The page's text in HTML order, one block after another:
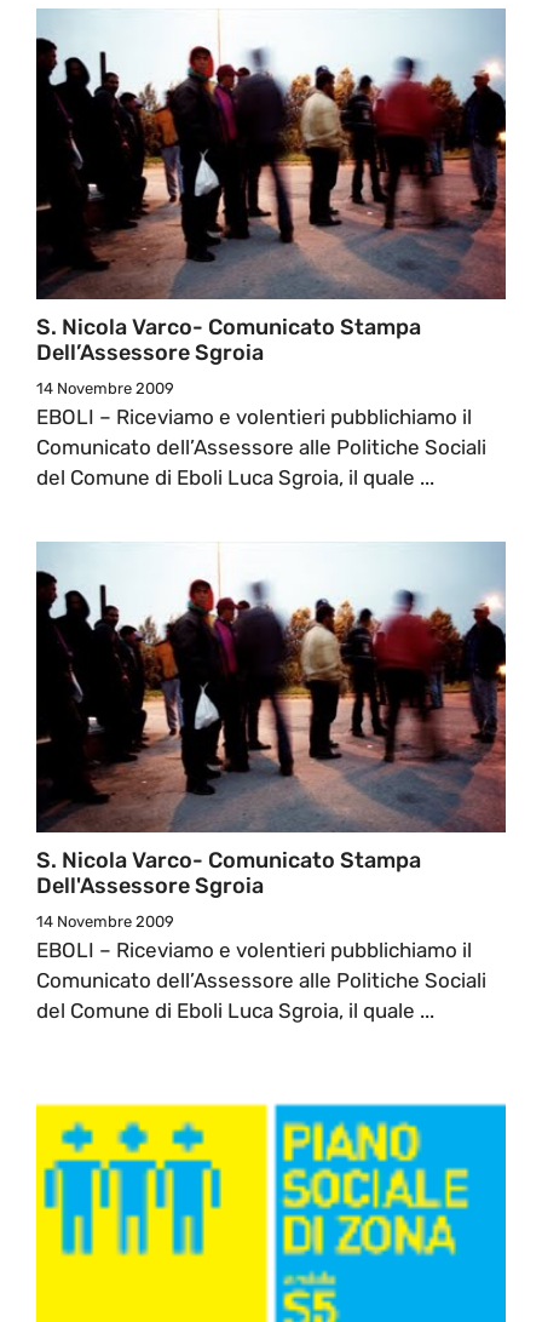
S. Nicola Varco- Comunicato Stampa
Dell’Assessore Sgroia
14 Novembre 2009
EBOLI – Riceviamo e volentieri pubblichiamo il
Comunicato dell’Assessore alle Politiche Sociali
del Comune di Eboli Luca Sgroia, il quale ...
S. Nicola Varco- Comunicato Stampa
Dell'Assessore Sgroia
14 Novembre 2009
EBOLI – Riceviamo e volentieri pubblichiamo il
Comunicato dell’Assessore alle Politiche Sociali
del Comune di Eboli Luca Sgroia, il quale ...